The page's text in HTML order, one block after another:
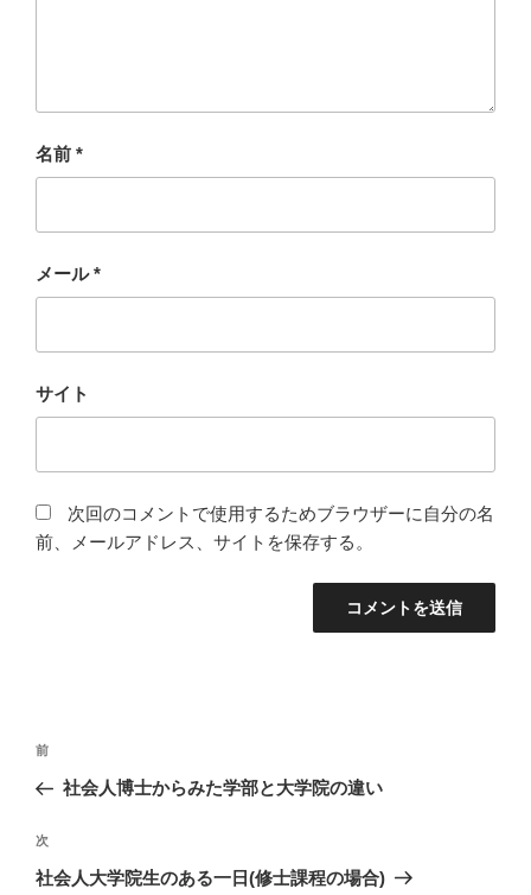
名前 *
メール*
サイト
次回のコメントで使用するためブラウザーに自分の名
前、メールアドレス、サイトを保存する。
投
ナ
ビ
ゲ
過
去
投
稿
前
社会人博士からみた学部と大学院の違い
次
の
次
社会人大学院生のある一日(修士課程の場合)